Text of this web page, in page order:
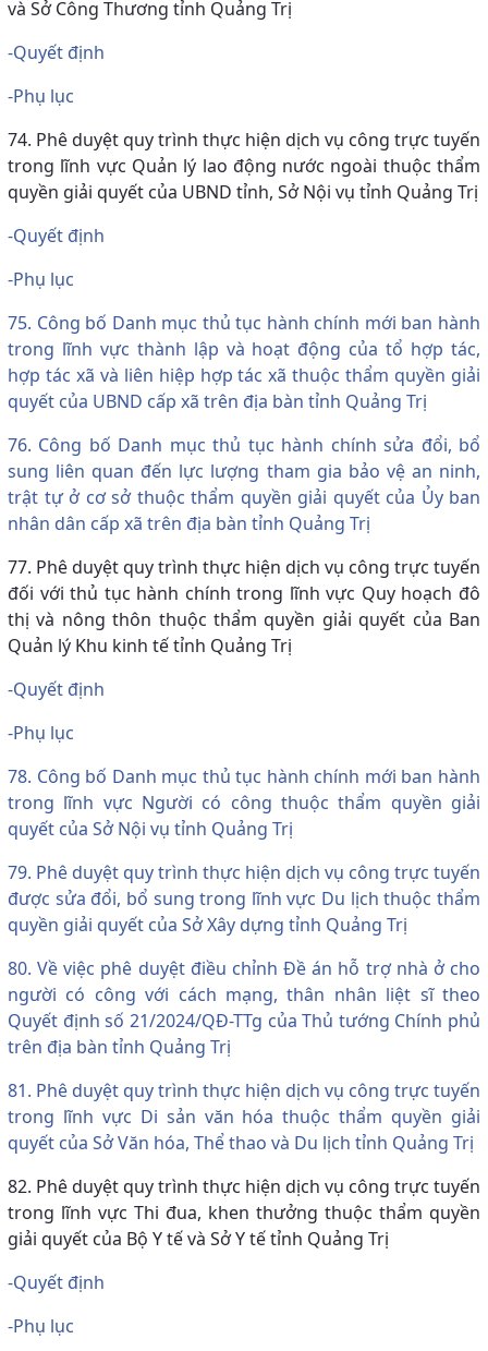
và Sở Công Thương tỉnh Quảng Trị
-Quyết định
-Phụ lục
74. Phê duyệt quy trình thực hiện dịch vụ công trực tuyến
trong lĩnh vực Quản lý lao động nước ngoài thuộc thẩm
quyền giải quyết của UBND tỉnh, Sở Nội vụ tỉnh Quảng Trị
-Quyết định
-Phụ lục
75. Công bố Danh mục thủ tục hành chính mới ban hành
trong lĩnh vực thành lập và hoạt động của tổ hợp tác,
hợp tác xã và liên hiệp hợp tác xã thuộc thẩm quyền giải
quyết của UBND cấp xã trên địa bàn tỉnh Quảng Trị
76. Công bố Danh mục thủ tục hành chính sửa đổi, bổ
sung liên quan đến lực lượng tham gia bảo vệ an ninh,
trật tự ở cơ sở thuộc thẩm quyền giải quyết của Ủy ban
nhân dân cấp xã trên địa bàn tỉnh Quảng Trị
77. Phê duyệt quy trình thực hiện dịch vụ công trực tuyến
đối với thủ tục hành chính trong lĩnh vực Quy hoạch đô
thị và nông thôn thuộc thẩm quyền giải quyết của Ban
Quản lý Khu kinh tế tỉnh Quảng Trị
-Quyết định
-Phụ lục
78. Công bố Danh mục thủ tục hành chính mới ban hành
trong lĩnh vực Người có công thuộc thẩm quyền giải
quyết của Sở Nội vụ tỉnh Quảng Trị
79. Phê duyệt quy trình thực hiện dịch vụ công trực tuyến
được sửa đổi, bổ sung trong lĩnh vực Du lịch thuộc thẩm
quyền giải quyết của Sở Xây dựng tỉnh Quảng Trị
80. Về việc phê duyệt điều chỉnh Đề án hỗ trợ nhà ở cho
người có công với cách mạng, thân nhân liệt sĩ theo
Quyết định số 21/2024/QĐ-TTg của Thủ tướng Chính phủ
trên địa bàn tỉnh Quảng Trị
81. Phê duyệt quy trình thực hiện dịch vụ công trực tuyến
trong lĩnh vực Di sản văn hóa thuộc thẩm quyền giải
quyết của Sở Văn hóa, Thể thao và Du lịch tỉnh Quảng Trị
82. Phê duyệt quy trình thực hiện dịch vụ công trực tuyến
trong lĩnh vực Thi đua, khen thưởng thuộc thẩm quyền
giải quyết của Bộ Y tế và Sở Y tế tỉnh Quảng Trị
-Quyết định
-Phụ lục